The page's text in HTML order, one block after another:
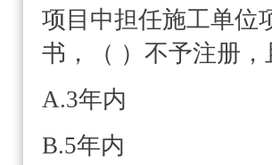
项目中担任施工单位
书，（ ）不予注册
A.3年内
B.5年内